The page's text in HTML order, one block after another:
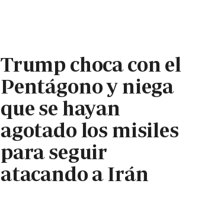
Trump choca con el
Pentágono y niega
que se hayan
agotado los misiles
para seguir
atacando a Irán